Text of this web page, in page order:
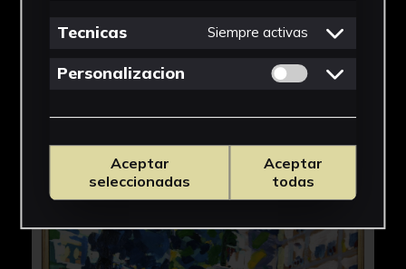
Tecnicas Siempre activas
Personalizacion Permitir cookies
Aceptar
seleccionadas
Aceptar
todas